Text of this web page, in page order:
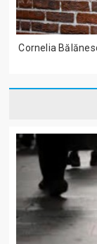
Cornelia